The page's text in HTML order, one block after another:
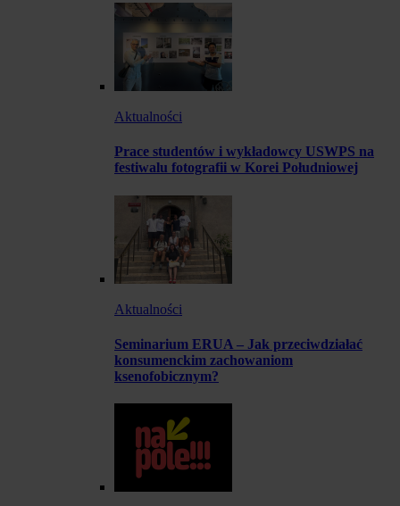
Aktualności
Prace studentów i wykładowcy USWPS na
festiwalu fotografii w Korei Południowej
Aktualności
Seminarium ERUA – Jak przeciwdziałać
konsumenckim zachowaniom
ksenofobicznym?